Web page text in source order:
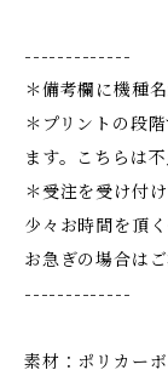
-------------
＊備考欄に機種
＊プリントの段
ます。こちらは
＊受注を受け付
少々お時間を頂
お急ぎの場合は
-------------
素材：ポリカー